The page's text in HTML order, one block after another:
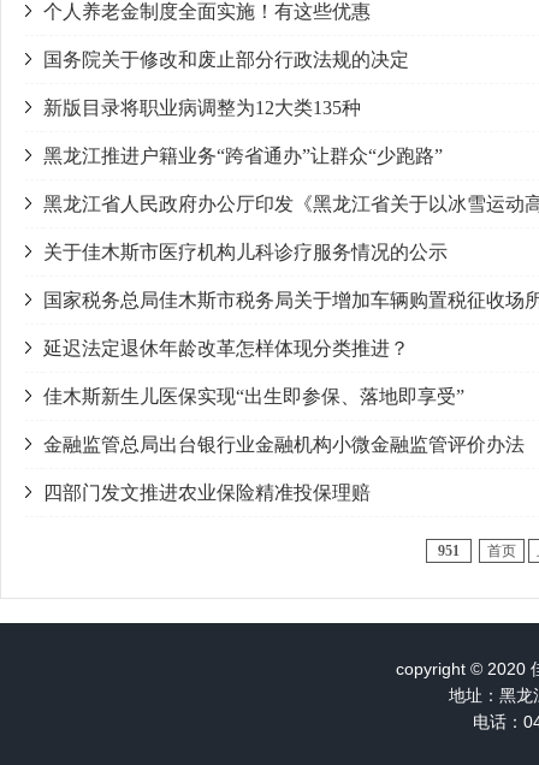
个人养老金制度全面实施！有这些优惠
国务院关于修改和废止部分行政法规的决定
新版目录将职业病调整为12大类135种
黑龙江推进户籍业务“跨省通办”让群众“少跑路”
黑龙江省人民政府办公厅印发《黑龙江省关于以冰雪运动
关于佳木斯市医疗机构儿科诊疗服务情况的公示
国家税务总局佳木斯市税务局关于增加车辆购置税征收场
延迟法定退休年龄改革怎样体现分类推进？
佳木斯新生儿医保实现“出生即参保、落地即享受”
金融监管总局出台银行业金融机构小微金融监管评价办法
四部门发文推进农业保险精准投保理赔
951 首页
copyright © 2020
地址：黑龙
电话：